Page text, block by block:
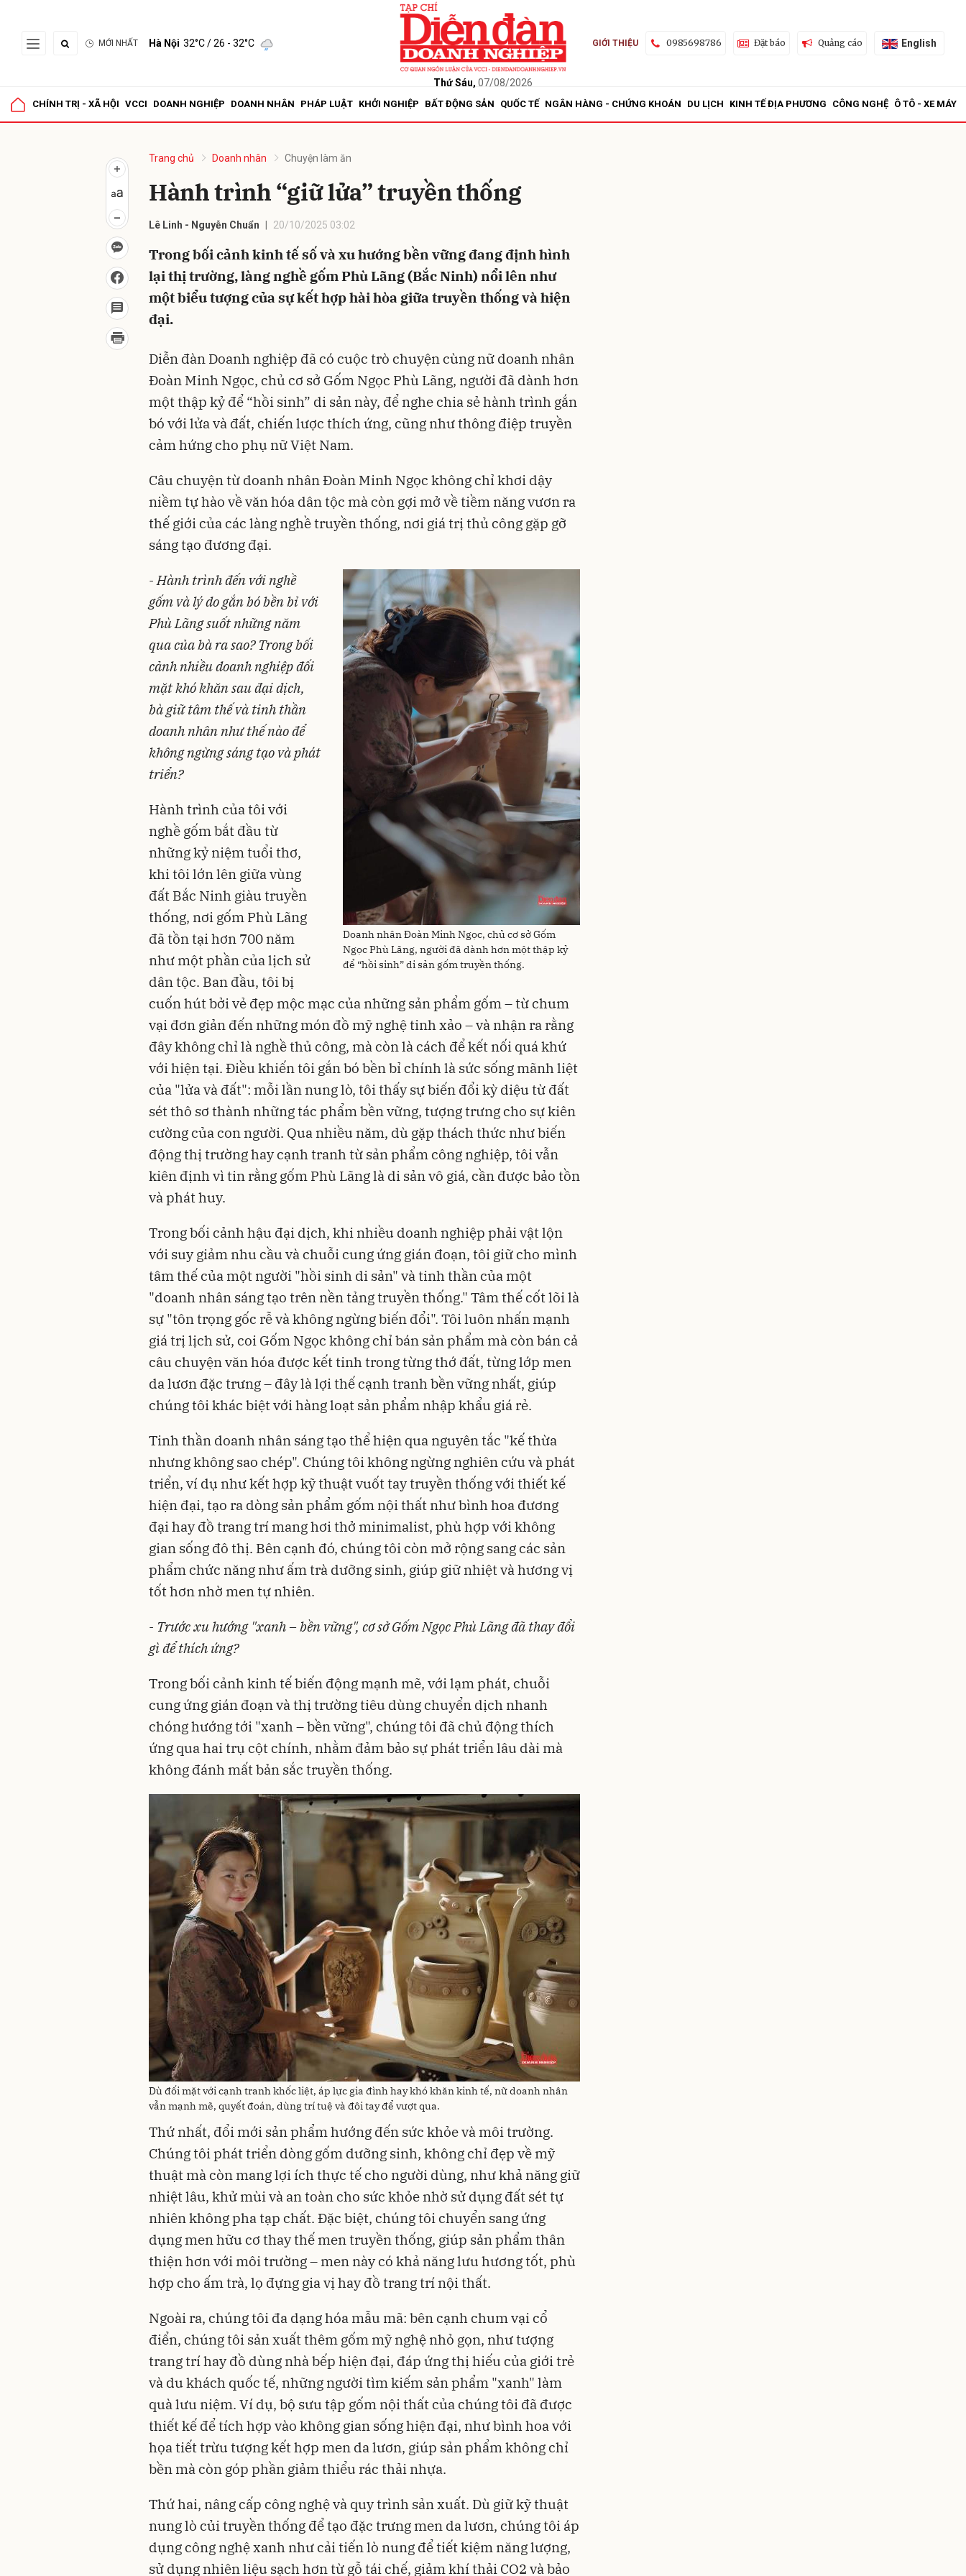
MỚI NHẤT Hà Nội 32°C/ 26 - 32°C
Thứ Sáu, 07/08/2026
GIỚI THIỆU 0985698786 Đặt báo Quảng cáo English
CHÍNH TRỊ - XÃ HỘI VCCI DOANH NGHIỆP DOANH NHÂN PHÁP LUẬT KHỞI NGHIỆP BẤT ĐỘNG SẢN QUỐC TẾ NGÂN HÀNG - CHỨNG KHOÁN DU LỊCH KINH TẾ ĐỊA PHƯƠNG CÔNG NGHỆ Ô TÔ - XE MÁY
Trang chủ Doanh nhân Chuyện làm ăn
Hành trình “giữ lửa” truyền thống
Lê Linh - Nguyễn Chuẩn 20/10/2025 03:02
Trong bối cảnh kinh tế số và xu hướng bền vững đang định hình
lại thị trường, làng nghề gốm Phù Lãng (Bắc Ninh) nổi lên như
một biểu tượng của sự kết hợp hài hòa giữa truyền thống và hiện
đại.
Diễn đàn Doanh nghiệp đã có cuộc trò chuyện cùng nữ doanh nhân
Đoàn Minh Ngọc, chủ cơ sở Gốm Ngọc Phù Lãng, người đã dành hơn
một thập kỷ để “hồi sinh” di sản này, để nghe chia sẻ hành trình gắn
bó với lửa và đất, chiến lược thích ứng, cũng như thông điệp truyền
cảm hứng cho phụ nữ Việt Nam.
Câu chuyện từ doanh nhân Đoàn Minh Ngọc không chỉ khơi dậy
niềm tự hào về văn hóa dân tộc mà còn gợi mở về tiềm năng vươn ra
thế giới của các làng nghề truyền thống, nơi giá trị thủ công gặp gỡ
sáng tạo đương đại.
Doanh nhân Đoàn Minh Ngọc, chủ cơ sở Gốm
Ngọc Phù Lãng, người đã dành hơn một thập kỷ
để “hồi sinh” di sản gốm truyền thống.
- Hành trình đến với nghề
gốm và lý do gắn bó bền bỉ với
Phù Lãng suốt những năm
qua của bà ra sao? Trong bối
cảnh nhiều doanh nghiệp đối
mặt khó khăn sau đại dịch,
bà giữ tâm thế và tinh thần
doanh nhân như thế nào để
không ngừng sáng tạo và phát
triển?
Hành trình của tôi với
nghề gốm bắt đầu từ
những kỷ niệm tuổi thơ,
khi tôi lớn lên giữa vùng
đất Bắc Ninh giàu truyền
thống, nơi gốm Phù Lãng
đã tồn tại hơn 700 năm
như một phần của lịch sử
dân tộc. Ban đầu, tôi bị
cuốn hút bởi vẻ đẹp mộc mạc của những sản phẩm gốm – từ chum
vại đơn giản đến những món đồ mỹ nghệ tinh xảo – và nhận ra rằng
đây không chỉ là nghề thủ công, mà còn là cách để kết nối quá khứ
với hiện tại. Điều khiến tôi gắn bó bền bỉ chính là sức sống mãnh liệt
của "lửa và đất": mỗi lần nung lò, tôi thấy sự biến đổi kỳ diệu từ đất
sét thô sơ thành những tác phẩm bền vững, tượng trưng cho sự kiên
cường của con người. Qua nhiều năm, dù gặp thách thức như biến
động thị trường hay cạnh tranh từ sản phẩm công nghiệp, tôi vẫn
kiên định vì tin rằng gốm Phù Lãng là di sản vô giá, cần được bảo tồn
và phát huy.
Trong bối cảnh hậu đại dịch, khi nhiều doanh nghiệp phải vật lộn
với suy giảm nhu cầu và chuỗi cung ứng gián đoạn, tôi giữ cho mình
tâm thế của một người "hồi sinh di sản" và tinh thần của một
"doanh nhân sáng tạo trên nền tảng truyền thống." Tâm thế cốt lõi là
sự "tôn trọng gốc rễ và không ngừng biến đổi". Tôi luôn nhấn mạnh
giá trị lịch sử, coi Gốm Ngọc không chỉ bán sản phẩm mà còn bán cả
câu chuyện văn hóa được kết tinh trong từng thớ đất, từng lớp men
da lươn đặc trưng – đây là lợi thế cạnh tranh bền vững nhất, giúp
chúng tôi khác biệt với hàng loạt sản phẩm nhập khẩu giá rẻ.
Tinh thần doanh nhân sáng tạo thể hiện qua nguyên tắc "kế thừa
nhưng không sao chép". Chúng tôi không ngừng nghiên cứu và phát
triển, ví dụ như kết hợp kỹ thuật vuốt tay truyền thống với thiết kế
hiện đại, tạo ra dòng sản phẩm gốm nội thất như bình hoa đương
đại hay đồ trang trí mang hơi thở minimalist, phù hợp với không
gian sống đô thị. Bên cạnh đó, chúng tôi còn mở rộng sang các sản
phẩm chức năng như ấm trà dưỡng sinh, giúp giữ nhiệt và hương vị
tốt hơn nhờ men tự nhiên.
- Trước xu hướng "xanh – bền vững", cơ sở Gốm Ngọc Phù Lãng đã thay đổi
gì để thích ứng?
Trong bối cảnh kinh tế biến động mạnh mẽ, với lạm phát, chuỗi
cung ứng gián đoạn và thị trường tiêu dùng chuyển dịch nhanh
chóng hướng tới "xanh – bền vững", chúng tôi đã chủ động thích
ứng qua hai trụ cột chính, nhằm đảm bảo sự phát triển lâu dài mà
không đánh mất bản sắc truyền thống.
Dù đối mặt với cạnh tranh khốc liệt, áp lực gia đình hay khó khăn kinh tế, nữ doanh nhân
vẫn mạnh mẽ, quyết đoán, dùng trí tuệ và đôi tay để vượt qua.
Thứ nhất, đổi mới sản phẩm hướng đến sức khỏe và môi trường.
Chúng tôi phát triển dòng gốm dưỡng sinh, không chỉ đẹp về mỹ
thuật mà còn mang lợi ích thực tế cho người dùng, như khả năng giữ
nhiệt lâu, khử mùi và an toàn cho sức khỏe nhờ sử dụng đất sét tự
nhiên không pha tạp chất. Đặc biệt, chúng tôi chuyển sang ứng
dụng men hữu cơ thay thế men truyền thống, giúp sản phẩm thân
thiện hơn với môi trường – men này có khả năng lưu hương tốt, phù
hợp cho ấm trà, lọ đựng gia vị hay đồ trang trí nội thất.
Ngoài ra, chúng tôi đa dạng hóa mẫu mã: bên cạnh chum vại cổ
điển, chúng tôi sản xuất thêm gốm mỹ nghệ nhỏ gọn, như tượng
trang trí hay đồ dùng nhà bếp hiện đại, đáp ứng thị hiếu của giới trẻ
và du khách quốc tế, những người tìm kiếm sản phẩm "xanh" làm
quà lưu niệm. Ví dụ, bộ sưu tập gốm nội thất của chúng tôi đã được
thiết kế để tích hợp vào không gian sống hiện đại, như bình hoa với
họa tiết trừu tượng kết hợp men da lươn, giúp sản phẩm không chỉ
bền mà còn góp phần giảm thiểu rác thải nhựa.
Thứ hai, nâng cấp công nghệ và quy trình sản xuất. Dù giữ kỹ thuật
nung lò củi truyền thống để tạo đặc trưng men da lươn, chúng tôi áp
dụng công nghệ xanh như cải tiến lò nung để tiết kiệm năng lượng,
sử dụng nhiên liệu sạch hơn từ gỗ tái chế, giảm khí thải CO2 và bảo